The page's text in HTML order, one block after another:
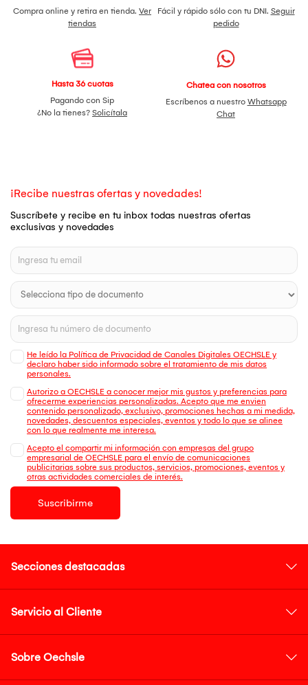
Compra online y retira en tienda. Ver
tiendas
Fácil y rápido sólo con tu DNI. Seguir
pedido
Hasta 36 cuotas
Pagando con Sip
¿No la tienes? Solicítala
Chatea con nosotros
Escríbenos a nuestro Whatsapp
Chat
¡Recibe nuestras ofertas y novedades!
Suscríbete y recibe en tu inbox todas nuestras ofertas
exclusivas y novedades
He leído la Política de Privacidad de Canales Digitales OECHSLE y
declaro haber sido informado sobre el tratamiento de mis datos
personales.
Autorizo a OECHSLE a conocer mejor mis gustos y preferencias para
ofrecerme experiencias personalizadas. Acepto que me envien
contenido personalizado, exclusivo, promociones hechas a mi medida,
novedades, descuentos especiales, eventos y todo lo que se alinee
con lo que realmente me interesa.
Acepto el compartir mi información con empresas del grupo
empresarial de OECHSLE para el envío de comunicaciones
publicitarias sobre sus productos, servicios, promociones, eventos y
otras actividades comerciales de interés.
Suscribirme
Secciones destacadas
Servicio al Cliente
Sobre Oechsle